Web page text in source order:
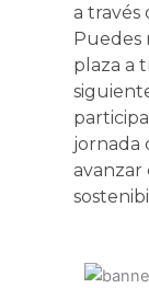
a través
Puedes
plaza a
jornada
avanzar